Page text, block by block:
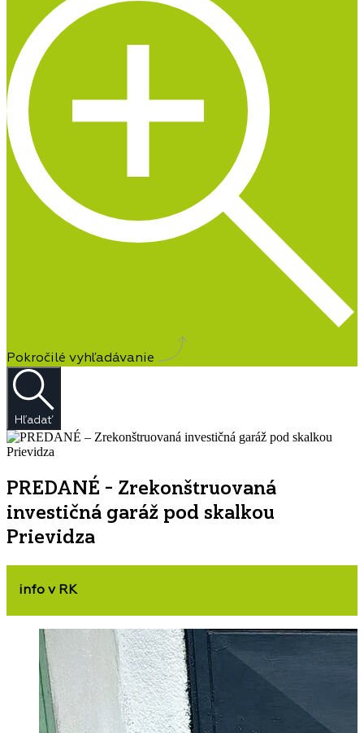
Pokročilé vyhľadávanie
Hľadať
PREDANÉ – Zrekonštruovaná
investičná garáž pod skalkou
Prievidza
info v RK